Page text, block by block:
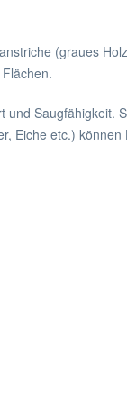
(graues
und Saugfähigkeit.
Eiche etc.) können